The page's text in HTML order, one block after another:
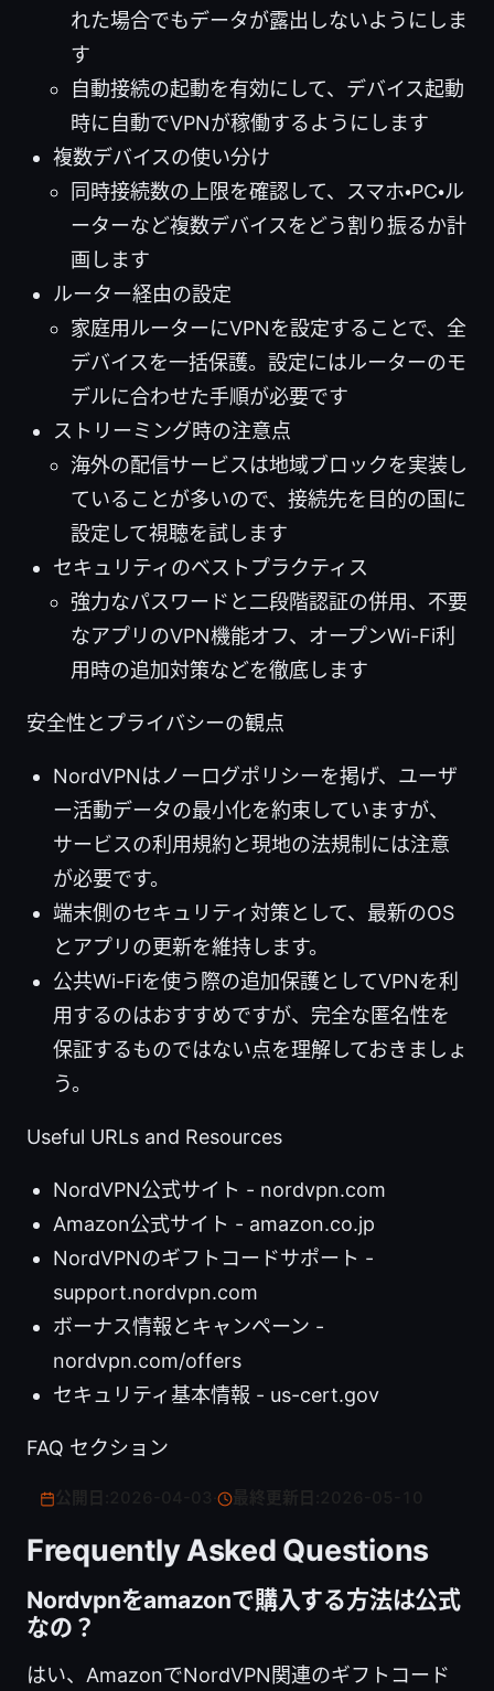
れた場合でもデータが露出しないようにしま
す
自動接続の起動を有効にして、デバイス起動
時に自動でVPNが稼働するようにします
複数デバイスの使い分け
同時接続数の上限を確認して、スマホ・PC・ル
ーターなど複数デバイスをどう割り振るか計
画します
ルーター経由の設定
家庭用ルーターにVPNを設定することで、全
デバイスを一括保護。設定にはルーターのモ
デルに合わせた手順が必要です
ストリーミング時の注意点
海外の配信サービスは地域ブロックを実装し
ていることが多いので、接続先を目的の国に
設定して視聴を試します
セキュリティのベストプラクティス
強力なパスワードと二段階認証の併用、不要
なアプリのVPN機能オフ、オープンWi-Fi利
用時の追加対策などを徹底します
安全性とプライバシーの観点
NordVPNはノーログポリシーを掲げ、ユーザ
ー活動データの最小化を約束していますが、
サービスの利用規約と現地の法規制には注意
が必要です。
端末側のセキュリティ対策として、最新のOS
とアプリの更新を維持します。
公共Wi-Fiを使う際の追加保護としてVPNを利
用するのはおすすめですが、完全な匿名性を
保証するものではない点を理解しておきましょ
う。
Useful URLs and Resources
NordVPN公式サイト - nordvpn.com
Amazon公式サイト - amazon.co.jp
NordVPNのギフトコードサポート -
support.nordvpn.com
ボーナス情報とキャンペーン -
nordvpn.com/offers
セキュリティ基本情報 - us-cert.gov
FAQ セクション
最終更新日:
Frequently Asked Questions
Nordvpnをamazonで購入する方法は公式
なの？
はい、AmazonでNordVPN関連のギフトコード